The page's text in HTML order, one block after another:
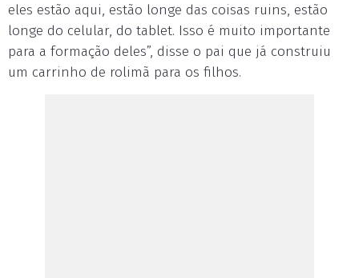
eles estão aqui, estão longe das coisas ruins, estão
longe do celular, do tablet. Isso é muito importante
para a formação deles”, disse o pai que já construiu
um carrinho de rolimã para os filhos.